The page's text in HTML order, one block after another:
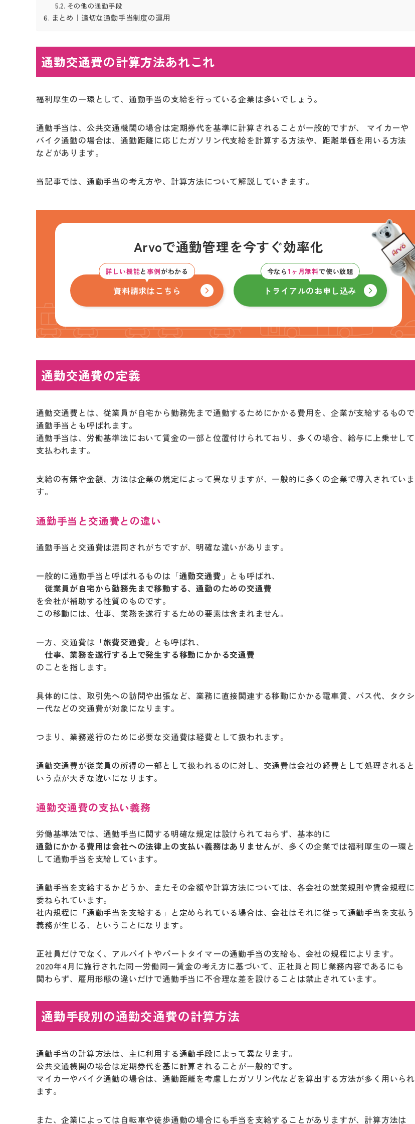
その他の通勤手段
まとめ｜適切な通勤手当制度の運用
通勤交通費の計算方法あれこれ
福利厚生の一環として、通勤手当の支給を行っている企業は多いでしょう。
通勤手当は、公共交通機関の場合は定期券代を基準に計算されることが一般的ですが、 マイカーや
バイク通勤の場合は、通勤距離に応じたガソリン代支給を計算する方法や、距離単価を用いる方法
などがあります。
当記事では、通勤手当の考え方や、計算方法について解説していきます。
Arvoで通勤管理を今すぐ効率化
詳しい機能と 事例がわかる
資料請求はこちら
今なら1ヶ月無料で使い放題
トライアルのお申し込み
通勤交通費の定義
通勤交通費とは、従業員が自宅から勤務先まで通勤するためにかかる費用を、企業が支給するもので
通勤手当とも呼ばれます。
通勤手当は、労働基準法において賃金の一部と位置付けられており、多くの場合、給与に上乗せして
支払われます。
支給の有無や金額、方法は企業の規定によって異なりますが、一般的に多くの企業で導入されていま
す。
通勤手当と交通費との違い
通勤手当と交通費は混同されがちですが、明確な違いがあります。
一般的に通勤手当と呼ばれるものは「通勤交通費 」とも呼ばれ、
従業員が自宅から勤務先まで移動する、通勤のための交通費
を会社が補助する性質のものです。
この移動には、仕事、業務を遂行するための要素は含まれません。
一方、交通費は「旅費交通費 」とも呼ばれ、
仕事、業務を遂行する上で発生する移動にかかる交通費
のことを指します。
具体的には、取引先への訪問や出張など、業務に直接関連する移動にかかる電車賃、バス代、タクシ
ー代などの交通費が対象になります。
つまり、業務遂行のために必要な交通費は経費として扱われます。
通勤交通費が従業員の所得の一部として扱われるのに対し、交通費は会社の経費として処理されると
いう点が大きな違いになります。
通勤交通費の支払い義務
労働基準法では、通勤手当に関する明確な規定は設けられておらず、基本的に
通勤にかかる費用は会社への法律上の支払い義務はありませんが、多くの企業では福利厚生の一環と
して通勤手当を支給しています。
通勤手当を支給するかどうか、またその金額や計算方法については、各会社の就業規則や賃金規程に
委ねられています。
社内規程に「通勤手当を支給する」と定められている場合は、会社はそれに従って通勤手当を支払う
義務が生じる、ということになります。
正社員だけでなく、アルバイトやパートタイマーの通勤手当の支給も、会社の規程によります。
2020年4月に施行された同一労働同一賃金の考え方に基づいて、正社員と同じ業務内容であるにも
関わらず、雇用形態の違いだけで通勤手当に不合理な差を設けることは禁止されています。
通勤手段別の通勤交通費の計算方法
通勤手当の計算方法は、主に利用する通勤手段によって異なります。
公共交通機関の場合は定期券代を基に計算されることが一般的です。
マイカーやバイク通勤の場合は、通勤距離を考慮したガソリン代などを算出する方法が多く用いられ
ます。
また、企業によっては自転車や徒歩通勤の場合にも手当を支給することがありますが、計算方法は